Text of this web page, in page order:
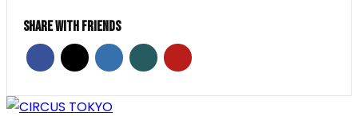
Share With Friends